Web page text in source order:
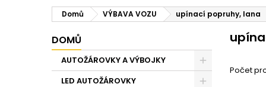
Domů VÝBAVA VOZU upínací popruhy, lana
DOMŮ
AUTOŽÁROVKY A VÝBOJKY
LED AUTOŽÁROVKY
Počet